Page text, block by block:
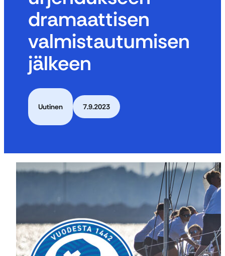
dramaattisen
valmistautumisen
jälkeen
Uutinen 7.9.2023